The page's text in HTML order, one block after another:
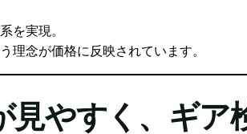
を実現。
理念が価格に反映されています。
やすく、ギア